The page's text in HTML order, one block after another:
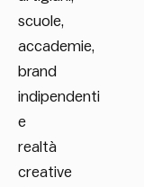
scuole,
accademie,
brand
indipendenti
e
realtà
creative